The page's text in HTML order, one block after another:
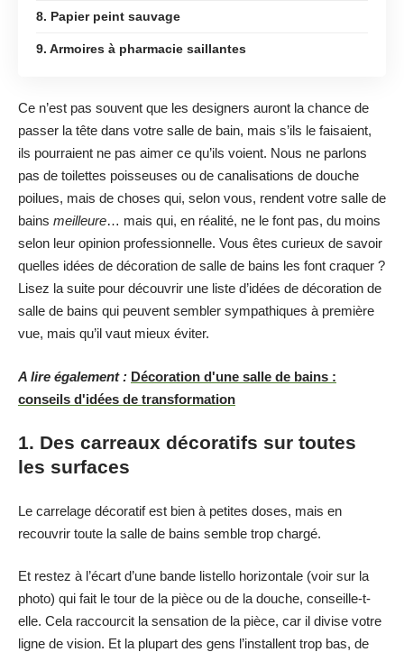
8. Papier peint sauvage
9. Armoires à pharmacie saillantes
Ce n’est pas souvent que les designers auront la chance de
passer la tête dans votre salle de bain, mais s’ils le faisaient,
ils pourraient ne pas aimer ce qu’ils voient. Nous ne parlons
pas de toilettes poisseuses ou de canalisations de douche
poilues, mais de choses qui, selon vous, rendent votre salle de
bains meilleure… mais qui, en réalité, ne le font pas, du moins
selon leur opinion professionnelle. Vous êtes curieux de savoir
quelles idées de décoration de salle de bains les font craquer ?
Lisez la suite pour découvrir une liste d’idées de décoration de
salle de bains qui peuvent sembler sympathiques à première
vue, mais qu’il vaut mieux éviter.
A lire également : Décoration d'une salle de bains :
conseils d'idées de transformation
1. Des carreaux décoratifs sur toutes
les surfaces
Le carrelage décoratif est bien à petites doses, mais en
recouvrir toute la salle de bains semble trop chargé.
Et restez à l’écart d’une bande listello horizontale (voir sur la
photo) qui fait le tour de la pièce ou de la douche, conseille-t-
elle. Cela raccourcit la sensation de la pièce, car il divise votre
ligne de vision. Et la plupart des gens l’installent trop bas, de